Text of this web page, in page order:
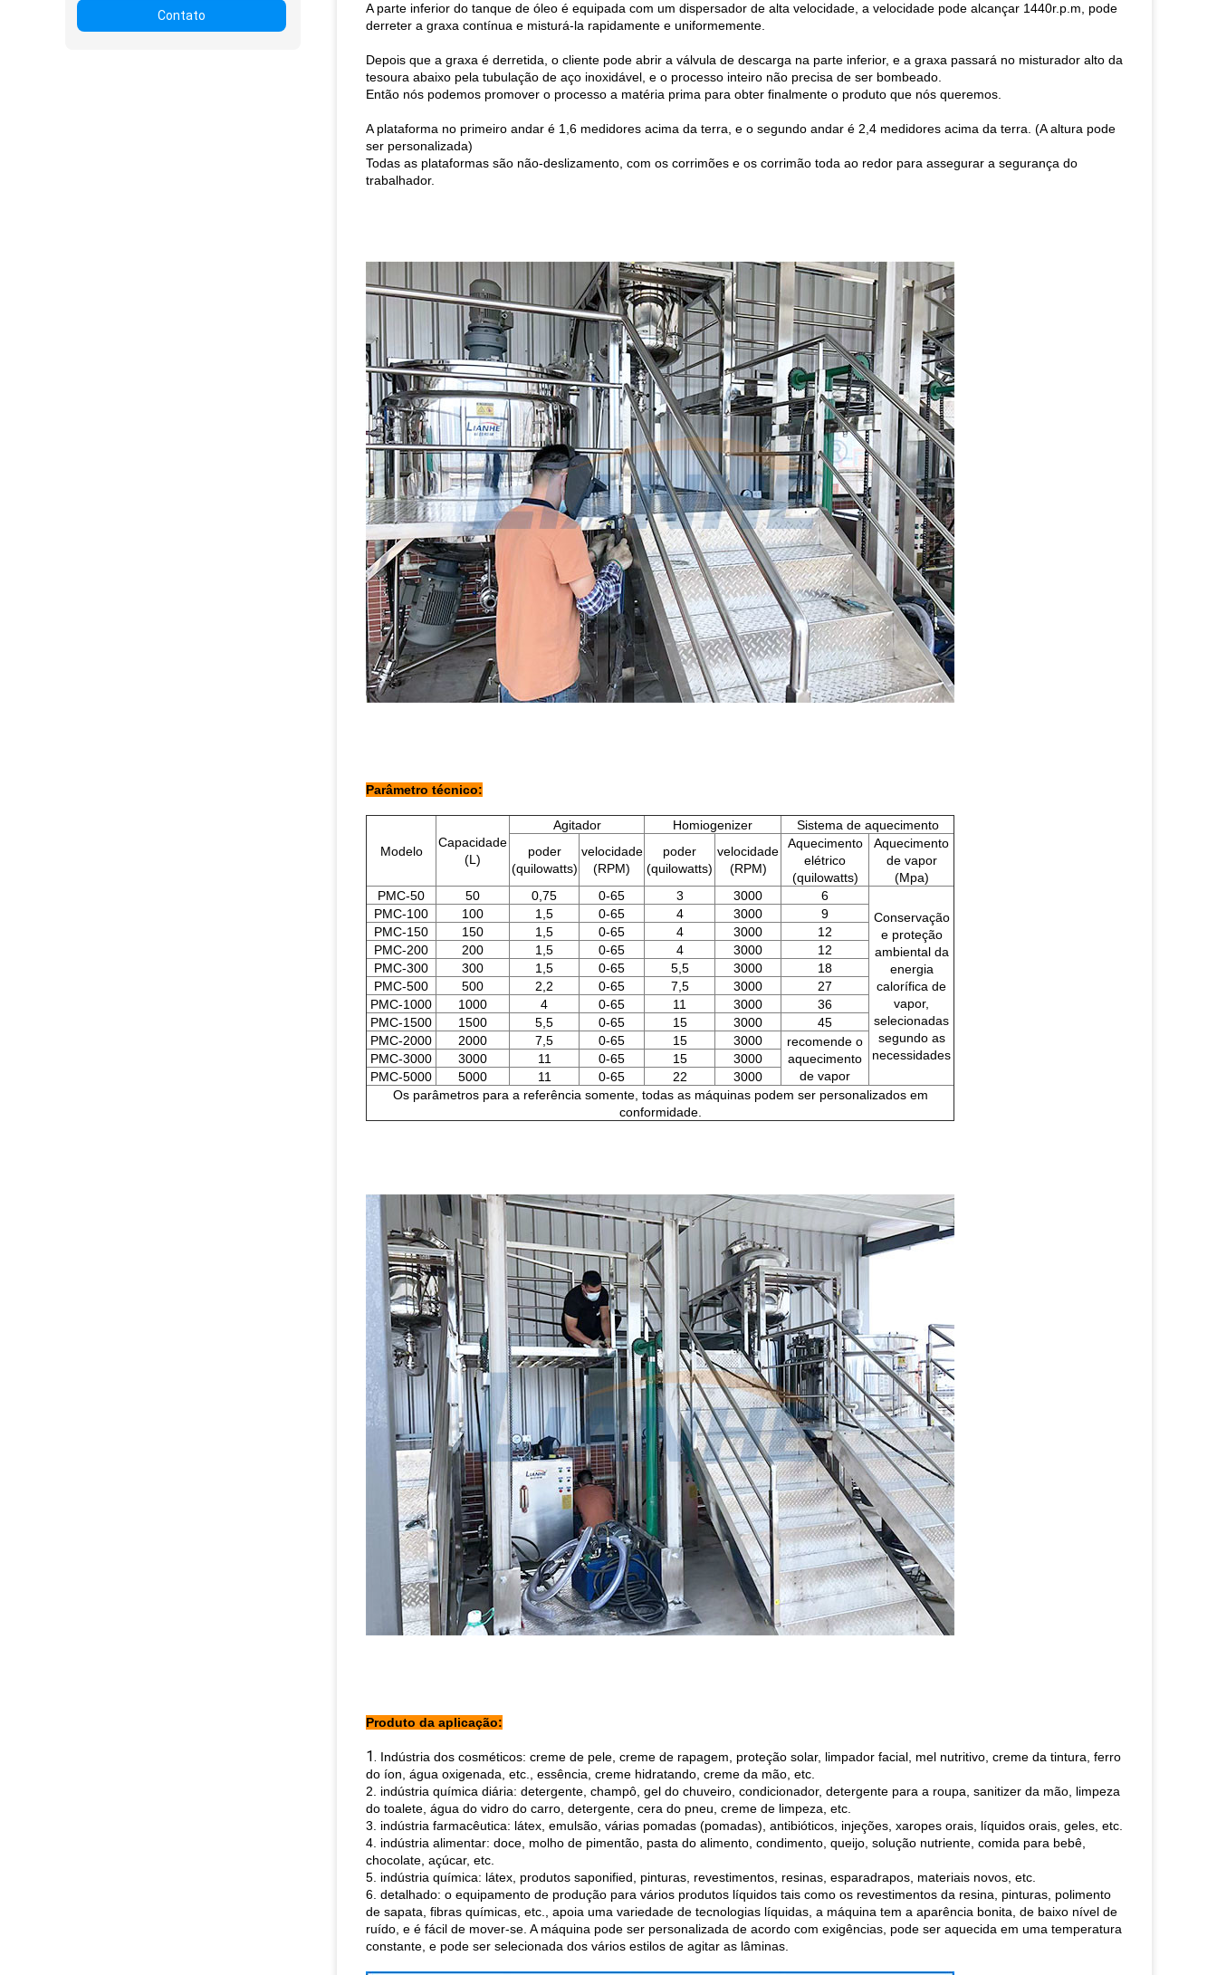
Contato
A parte inferior do tanque de óleo é equipada com um dispersador de alta velocidade, a velocidade pode alcançar 1440r.p.m, pode
derreter a graxa contínua e misturá-la rapidamente e uniformemente.
Depois que a graxa é derretida, o cliente pode abrir a válvula de descarga na parte inferior, e a graxa passará no misturador alto da
tesoura abaixo pela tubulação de aço inoxidável, e o processo inteiro não precisa de ser bombeado.
Então nós podemos promover o processo a matéria prima para obter finalmente o produto que nós queremos.
A plataforma no primeiro andar é 1,6 medidores acima da terra, e o segundo andar é 2,4 medidores acima da terra. (A altura pode
ser personalizada)
Todas as plataformas são não-deslizamento, com os corrimões e os corrimão toda ao redor para assegurar a segurança do
trabalhador.
Parâmetro técnico:
Modelo
Capacidade
(L)
Agitador Homiogenizer
Sistema de aquecimento
poder
(quilowatts)
velocidade
(RPM)
poder
(quilowatts)
velocidade
(RPM)
Aquecimento
elétrico
(quilowatts)
Aquecimento
de vapor
(Mpa)
PMC-50
50 0,75 0-65 3 3000
6
Conservação
e proteção
ambiental da
energia
calorífica de
vapor,
selecionadas
segundo as
necessidades
PMC-100 100 1,5 0-65 4 3000
9
PMC-150
150 1,5 0-65 4 3000
12
PMC-200
200 1,5 0-65 4 3000
12
PMC-300
300 1,5 0-65 5,5 3000
18
PMC-500
500 2,2 0-65 7,5 3000
27
PMC-1000
1000 4 0-65 11 3000
36
PMC-1500
1500 5,5 0-65 15 3000
45
PMC-2000
2000 7,5 0-65 15 3000
recomende o
aquecimento
de vapor
PMC-3000 3000 11 0-65 15
3000
PMC-5000
5000 11 0-65 22
3000
Os parâmetros para a referência somente, todas as máquinas podem ser personalizados em
conformidade.
Produto da aplicação:
1. Indústria dos cosméticos: creme de pele, creme de rapagem, proteção solar, limpador facial, mel nutritivo, creme da tintura, ferro
do íon, água oxigenada, etc., essência, creme hidratando, creme da mão, etc.
2. indústria química diária: detergente, champô, gel do chuveiro, condicionador, detergente para a roupa, sanitizer da mão, limpeza
do toalete, água do vidro do carro, detergente, cera do pneu, creme de limpeza, etc.
3. indústria farmacêutica: látex, emulsão, várias pomadas (pomadas), antibióticos, injeções, xaropes orais, líquidos orais, geles, etc.
4. indústria alimentar: doce, molho de pimentão, pasta do alimento, condimento, queijo, solução nutriente, comida para bebê,
chocolate, açúcar, etc.
5. indústria química: látex, produtos saponified, pinturas, revestimentos, resinas, esparadrapos, materiais novos, etc.
6. detalhado: o equipamento de produção para vários produtos líquidos tais como os revestimentos da resina, pinturas, polimento
de sapata, fibras químicas, etc., apoia uma variedade de tecnologias líquidas, a máquina tem a aparência bonita, de baixo nível de
ruído, e é fácil de mover-se. A máquina pode ser personalizada de acordo com exigências, pode ser aquecida em uma temperatura
constante, e pode ser selecionada dos vários estilos de agitar as lâminas.